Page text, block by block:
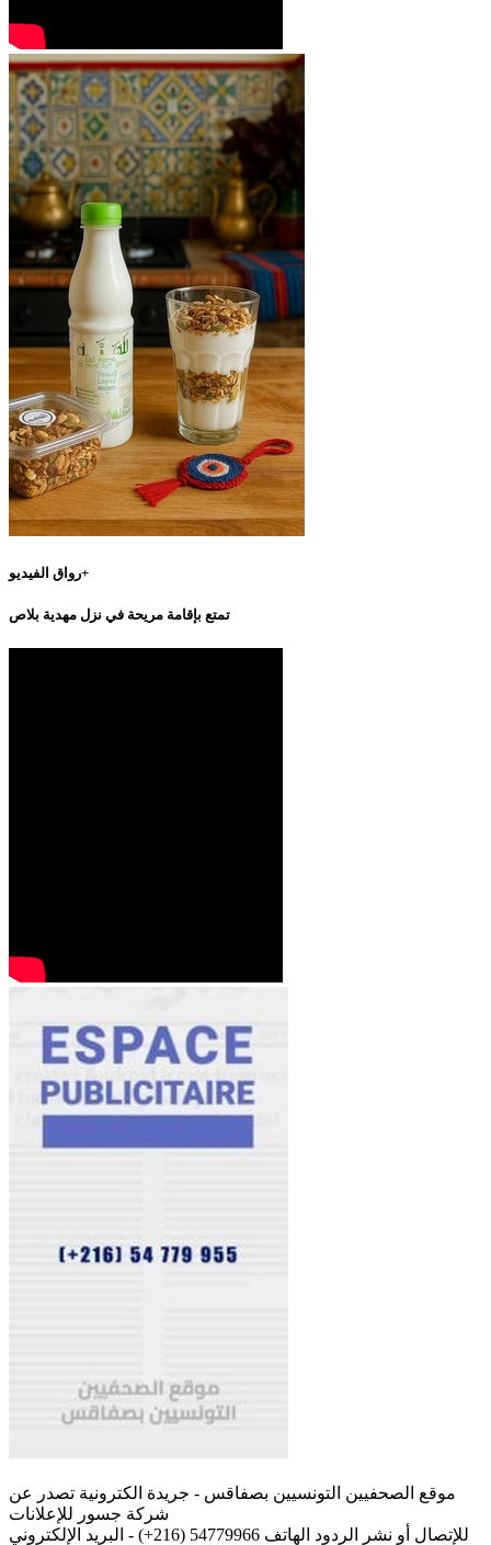
رواق الفيديو+
تمتع بإقامة مريحة في نزل مهدية بلاص
موقع الصحفيين التونسيين بصفاقس - جريدة الكترونية تصدر عن
شركة جسور للإعلانات
للإتصال أو نشر الردود الهاتف 54779966 (216+) - البريد الإلكتروني